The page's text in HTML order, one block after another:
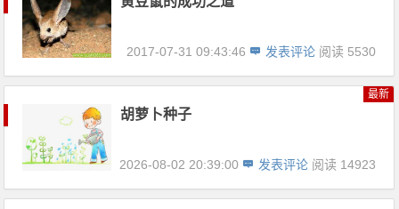
2017-07-31 09:43:46 发表评论 阅读 5530
胡萝卜种子
最新
2026-08-02 20:39:00 发表评论 阅读 14923